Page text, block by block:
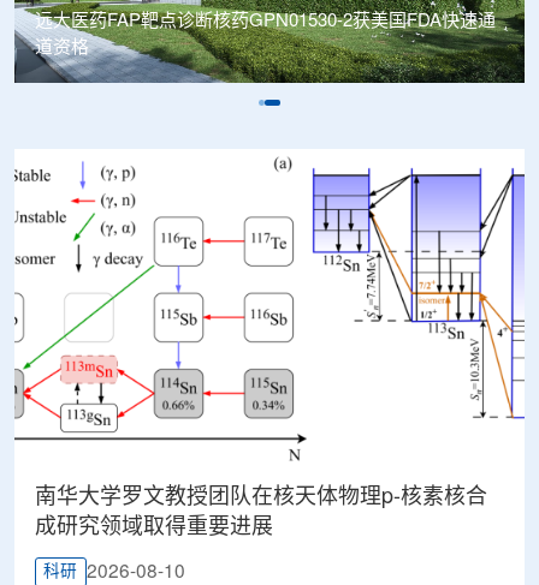
远大医药FAP靶点诊断核药GPN01530-2获美国FDA快速通
道资格
南华大学罗文教授团队在核天体物理p-核素核合
成研究领域取得重要进展
科研 2026-08-10